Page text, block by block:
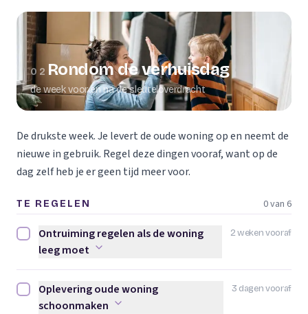
02 Rondom de verhuisdag
de week voor en na de sleuteloverdracht
De drukste week. Je levert de oude woning op en neemt de
nieuwe in gebruik. Regel deze dingen vooraf, want op de
dag zelf heb je er geen tijd meer voor.
TE REGELEN 0 van 6
2 weken vooraf
Ontruiming regelen als de woning leeg moet afvinken
Ontruiming regelen als de woning
leeg moet
3 dagen vooraf
Oplevering oude woning schoonmaken afvinken
Oplevering oude woning
schoonmaken